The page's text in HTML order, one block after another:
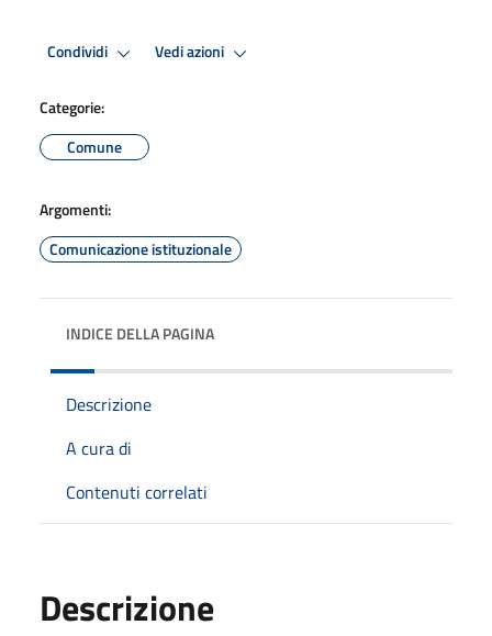
Condividi Vedi azioni
Categorie:
Comune
Argomenti:
Comunicazione istituzionale
INDICE DELLA PAGINA
Descrizione
A cura di
Contenuti correlati
Descrizione